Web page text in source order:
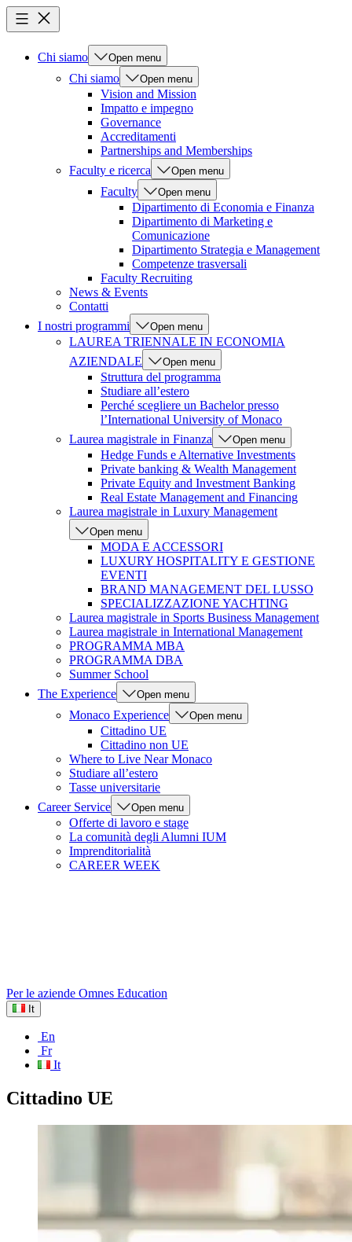
Chi siamo Open menu
Chi siamo Open menu
Vision and Mission
Impatto e impegno
Governance
Accreditamenti
Partnerships and Memberships
Faculty e ricerca
Open menu
Faculty Open menu
Dipartimento di Economia e Finanza
Dipartimento di Marketing e
Comunicazione
Dipartimento Strategia e Management
Competenze trasversali
Faculty Recruiting
News & Events
Contatti
I nostri programmi
Open menu
LAUREA TRIENNALE IN ECONOMIA
AZIENDALE
Open menu
Struttura del programma
Studiare all’estero
Perché scegliere un Bachelor presso
l’International University of Monaco
Laurea magistrale in Finanza
Open menu
Hedge Funds e Alternative Investments
Private banking & Wealth Management
Private Equity and Investment Banking
Real Estate Management and Financing
Laurea magistrale in Luxury Management
Open menu
MODA E ACCESSORI
LUXURY HOSPITALITY E GESTIONE
EVENTI
BRAND MANAGEMENT DEL LUSSO
SPECIALIZZAZIONE YACHTING
Laurea magistrale in Sports Business Management
Laurea magistrale in International Management
PROGRAMMA MBA
PROGRAMMA DBA
Summer School
The Experience
Open menu
Monaco Experience Open menu
Cittadino UE
Cittadino non UE
Where to Live Near Monaco
Studiare all’estero
Tasse universitarie
Career Service
Open menu
Offerte di lavoro e stage
La comunità degli Alumni IUM
Imprenditorialità
CAREER WEEK
Per le aziende Omnes Education
It
En
Fr
It
Cittadino UE